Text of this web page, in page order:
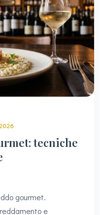
tecniche
gourmet.
e